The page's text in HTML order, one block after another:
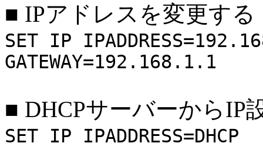
■ IPアドレスを変更する
SET IP
GATEWAY=192.168.1.1
■ DHCPサーバーからIP
SET IP IPADDRESS=DHCP